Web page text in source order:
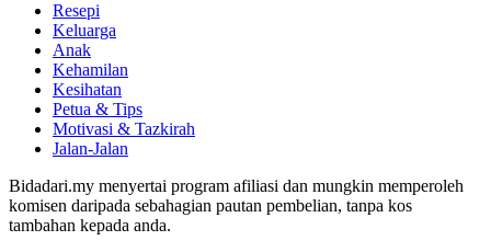
Resepi
Keluarga
Anak
Kehamilan
Kesihatan
Petua & Tips
Motivasi & Tazkirah
Jalan-Jalan
Bidadari.my menyertai program afiliasi dan mungkin memperoleh
komisen daripada sebahagian pautan pembelian, tanpa kos
tambahan kepada anda.